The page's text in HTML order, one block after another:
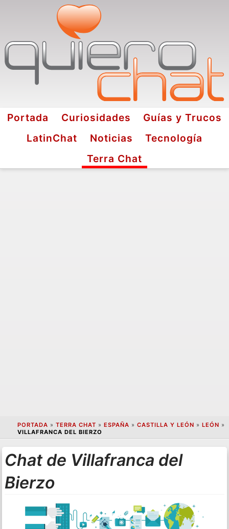
Portada Curiosidades
Guías y Trucos
LatinChat
Noticias
Tecnología
Terra Chat
PORTADA » TERRA CHAT » ESPAÑA » CASTILLA Y LEÓN » LEÓN »
VILLAFRANCA DEL BIERZO
Chat de Villafranca del
Bierzo